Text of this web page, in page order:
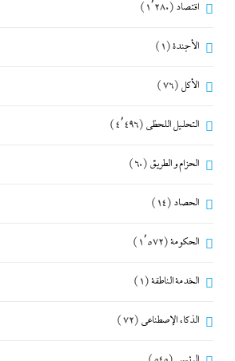
اقتصاد (1٬280)
الأجندة(1)
الأكل (76)
التحليل اللحظي (4٬496)
الحزام و الطريق (60)
الحصاد (14)
الحكومة(1٬572)
الخدمة الناطقة(1)
الذكاء الإصطناعي (72)